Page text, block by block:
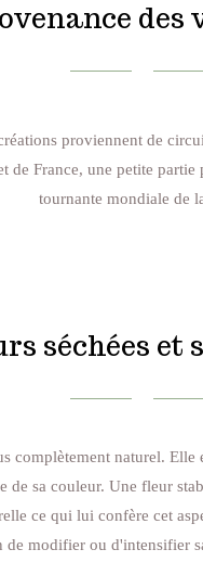
des
proviennent de
de France, une petite
tournante mondiale de
séchées et
complètement naturel.
sa couleur. Une fleur
ce qui lui confère cet
modifier ou d'intensifier